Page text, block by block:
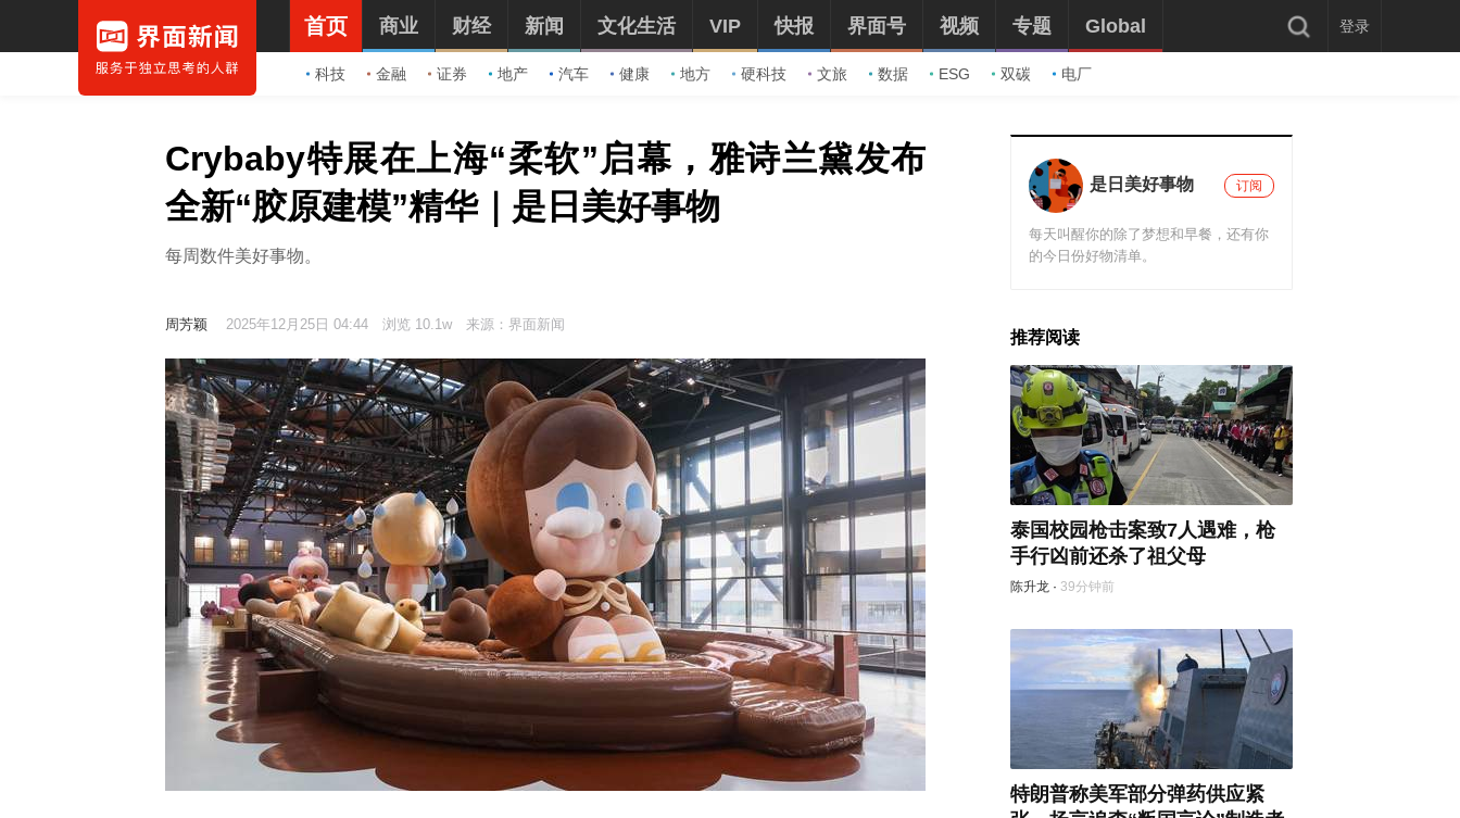
首页
科技 金融 证券 地产 汽车 健康 地方 硬科技 文旅 数据 ESG 双碳 电厂
商业 财经 新闻 文化生活 VIP 快报 界面号 视频 专题 Global 登录
Crybaby特展在上海“柔软”启幕，雅诗兰黛发布
全新“胶原建模”精华｜是日美好事物
每周数件美好事物。
周芳颖 2025年12月25日 04:44 浏览 10.1w 来源：界面新闻
是日美好事物 订阅
每天叫醒你的除了梦想和早餐，还有你
的今日份好物清单。
推荐阅读
泰国校园枪击案致7人遇难，枪
手行凶前还杀了祖父母
陈升龙 · 39分钟前
特朗普称美军部分弹药供应紧